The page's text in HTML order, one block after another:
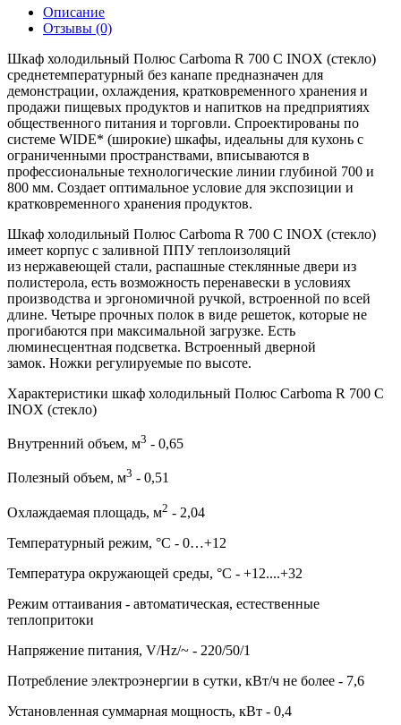
Описание
Отзывы (0)
Шкаф холодильный Полюс Carboma R 700 С INOX (стекло)
среднетемпературный без канапе предназначен для
демонстрации, охлаждения, кратковременного хранения и
продажи пищевых продуктов и напитков на предприятиях
общественного питания и торговли. Спроектированы по
системе WIDE* (широкие) шкафы, идеальны для кухонь с
ограниченными пространствами, вписываются в
профессиональные технологические линии глубиной 700 и
800 мм. Создает оптимальное условие для экспозиции и
кратковременного хранения продуктов.
Шкаф холодильный Полюс Carboma R 700 С INOX (стекло)
имеет корпус с заливной ППУ теплоизоляций
из нержавеющей стали, распашные стеклянные двери из
полистерола, есть возможность перенавески в условиях
производства и эргономичной ручкой, встроенной по всей
длине. Четыре прочных полок в виде решеток, которые не
прогибаются при максимальной загрузке. Есть
люминесцентная подсветка. Встроенный дверной
замок. Ножки регулируемые по высоте.
Характеристики шкаф холодильный Полюс Carboma R 700 С
INOX (стекло)
Внутренний объем, м3 - 0,65
Полезный объем, м3 - 0,51
Охлаждаемая площадь, м2 - 2,04
Температурный режим, °C - 0…+12
Температура окружающей среды, °С - +12....+32
Режим оттаивания - автоматическая, естественные
теплопритоки
Напряжение питания, V/Hz/~ - 220/50/1
Потребление электроэнергии в сутки, кВт/ч не более - 7,6
Установленная суммарная мощность, кВт - 0,4